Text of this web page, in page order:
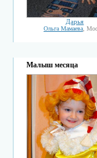
Дарья
Ольга Мамаева ,
Малыш месяца